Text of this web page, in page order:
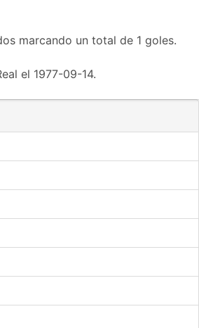
marcando un total de 1 goles.
el 1977-09-14.